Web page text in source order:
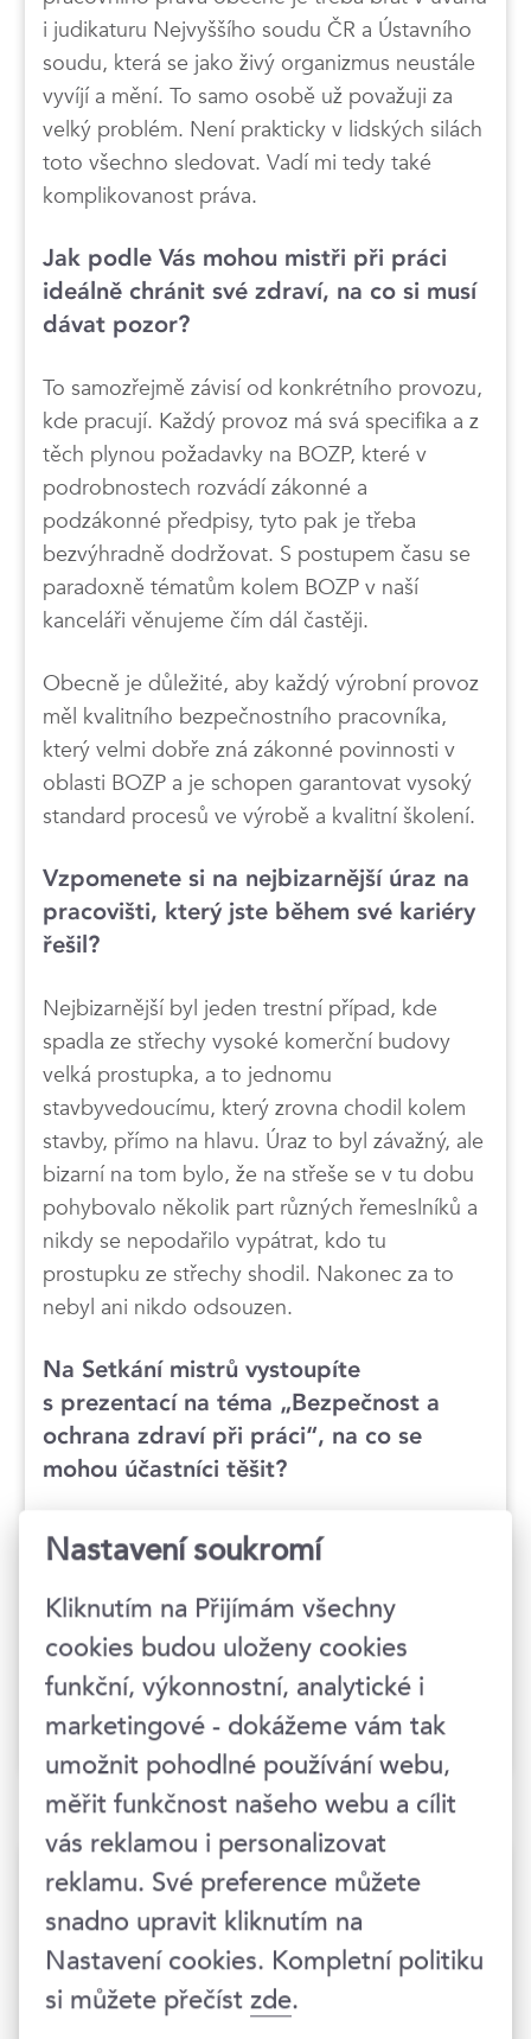
i judikaturu Nejvyššího soudu ČR a Ústavního
soudu, která se jako živý organizmus neustále
vyvíjí a mění. To samo osobě už považuji za
velký problém. Není prakticky v lidských silách
toto všechno sledovat. Vadí mi tedy také
komplikovanost práva.
Jak podle Vás mohou mistři při práci
ideálně chránit své zdraví, na co si musí
dávat pozor?
To samozřejmě závisí od konkrétního provozu,
kde pracují. Každý provoz má svá specifika a z
těch plynou požadavky na BOZP, které v
podrobnostech rozvádí zákonné a
podzákonné předpisy, tyto pak je třeba
bezvýhradně dodržovat. S postupem času se
paradoxně tématům kolem BOZP v naší
kanceláři věnujeme čím dál častěji.
Obecně je důležité, aby každý výrobní provoz
měl kvalitního bezpečnostního pracovníka,
který velmi dobře zná zákonné povinnosti v
oblasti BOZP a je schopen garantovat vysoký
standard procesů ve výrobě a kvalitní školení.
Vzpomenete si na nejbizarnější úraz na
pracovišti, který jste během své kariéry
řešil?
Nejbizarnější byl jeden trestní případ, kde
spadla ze střechy vysoké komerční budovy
velká prostupka, a to jednomu
stavbyvedoucímu, který zrovna chodil kolem
stavby, přímo na hlavu. Úraz to byl závažný, ale
bizarní na tom bylo, že na střeše se v tu dobu
pohybovalo několik part různých řemeslníků a
nikdy se nepodařilo vypátrat, kdo tu
prostupku ze střechy shodil. Nakonec za to
nebyl ani nikdo odsouzen.
Na Setkání mistrů vystoupíte
s prezentací na téma „Bezpečnost a
ochrana zdraví při práci“, na co se
mohou účastníci těšit?
Rád bych se věnoval jedné, možná dvěma
případovým studiím z oblasti BOZP a zmínil
praktické aspekty některých skutečných
případů z mé každodenní praxe.
Právo / Legislativa
Další články
1
Jak implementovat ESG do
řízení organizace?
Nastavení soukromí
Kliknutím na Přijímám všechny
cookies budou uloženy cookies
funkční, výkonnostní, analytické i
marketingové - dokážeme vám tak
umožnit pohodlné používání webu,
měřit funkčnost našeho webu a cílit
vás reklamou i personalizovat
reklamu. Své preference můžete
snadno upravit kliknutím na
Nastavení cookies. Kompletní politiku
si můžete přečístzde.